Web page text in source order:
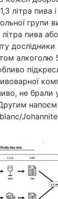
літра пива
групи
пива
алкоголю
не брали
напоєм